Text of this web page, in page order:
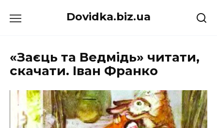
до
Dovidka.biz.ua
«Заєць та Ведмідь» читати,
скачати. Іван Франко